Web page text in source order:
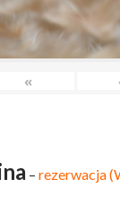
«
– rezerwacja